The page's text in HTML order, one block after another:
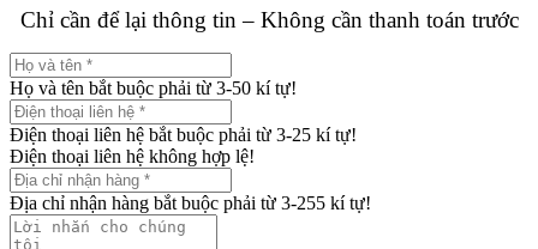
Chỉ cần để lại thông tin – Không cần thanh toán trước
Họ và tên bắt buộc phải từ 3-50 kí tự!
Điện thoại liên hệ bắt buộc phải từ 3-25 kí tự!
Điện thoại liên hệ không hợp lệ!
Địa chỉ nhận hàng bắt buộc phải từ 3-255 kí tự!